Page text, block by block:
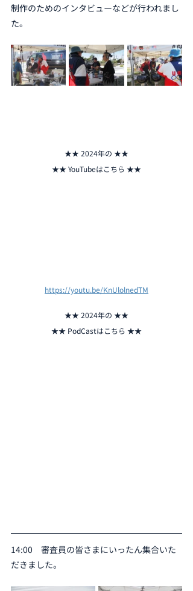
制作のためのインタビューなどが行われまし
た。
★★ 2024年の ★★
★★ YouTubeはこちら ★★
https://youtu.be/KnUlolnedTM
★★ 2024年の ★★
★★ PodCastはこちら ★★
14:00　審査員の皆さまにいったん集合いた
だきました。